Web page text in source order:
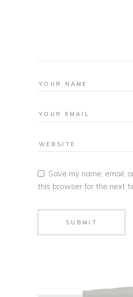
Save my name, email,
this browser for the next
SUBMIT